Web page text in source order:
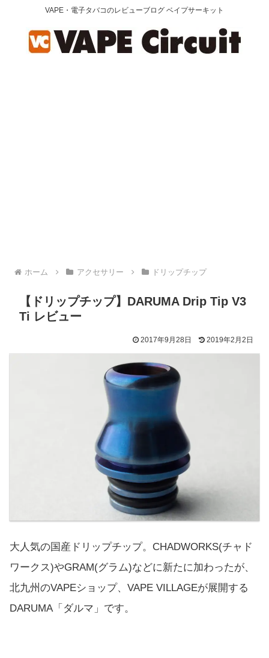
VAPE・電子タバコのレビューブログ ベイプサーキット
ホーム アクセサリー ドリップチップ
【ドリップチップ】DARUMA Drip Tip V3
Ti レビュー
2017年9月28日 2019年2月2日
大人気の国産ドリップチップ。CHADWORKS(チャド
ワークス)やGRAM(グラム)などに新たに加わったが、
北九州のVAPEショップ、VAPE VILLAGEが展開する
DARUMA「ダルマ」です。